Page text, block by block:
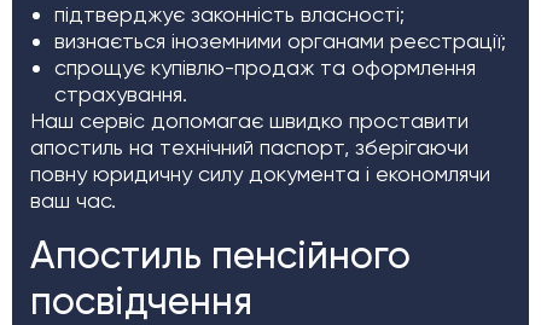
підтверджує законність власності;
визнається іноземними органами реєстрації;
спрощує купівлю-продаж та оформлення
страхування.
Наш сервіс допомагає швидко проставити
апостиль на технічний паспорт, зберігаючи
повну юридичну силу документа і економлячи
ваш час.
Апостиль пенсійного
посвідчення